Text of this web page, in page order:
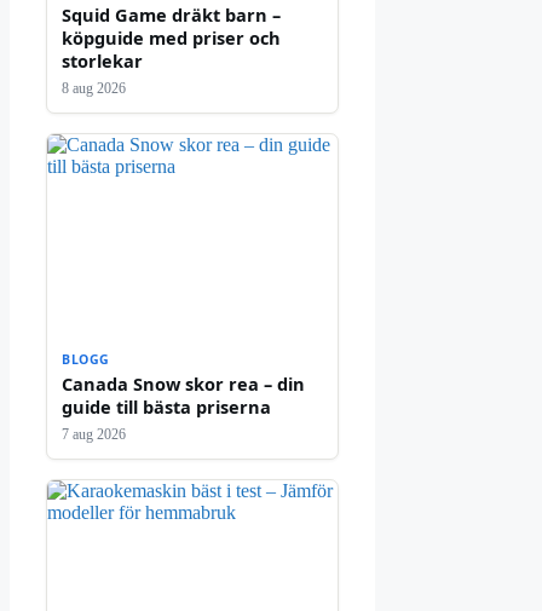
Squid Game dräkt barn –
köpguide med priser och
storlekar
8 aug 2026
BLOGG
Canada Snow skor rea – din
guide till bästa priserna
7 aug 2026